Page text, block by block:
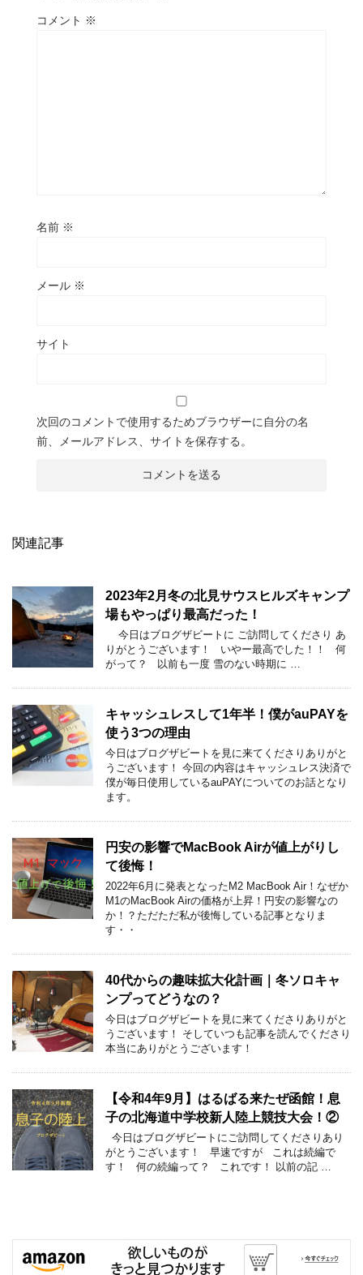
コメント ※
名前 ※
メール ※
サイト
次回のコメントで使用するためブラウザーに自分の名
前、メールアドレス、サイトを保存する。
関連記事
2023年2月冬の北見サウスヒルズキャンプ
場もやっぱり最高だった！
今日はブログザビートに ご訪問してくださり あ
りがとうございます！ いやー最高でした！！ 何
がって？ 以前も一度 雪のない時期に …
キャッシュレスして1年半！僕がauPAYを
使う3つの理由
今日はブログザビートを見に来てくださりありがと
うございます！ 今回の内容はキャッシュレス決済で
僕が毎日使用しているauPAYについてのお話となり
ます。
円安の影響でMacBook Airが値上がりし
て後悔！
2022年6月に発表となったM2 MacBook Air！なぜか
M1のMacBook Airの価格が上昇！円安の影響なの
か！？ただただ私が後悔している記事となりま
す・・
40代からの趣味拡大化計画｜冬ソロキャ
ンプってどうなの？
今日はブログザビートを見に来てくださりありがと
うございます！ そしていつも記事を読んでくださり
本当にありがとうございます！
【令和4年9月】はるばる来たぜ函館！息
子の北海道中学校新人陸上競技大会！②
今日はブログザビートにご訪問してくださりあり
がとうございます！ 早速ですが これは続編で
す！ 何の続編って？ これです！ 以前の記 …